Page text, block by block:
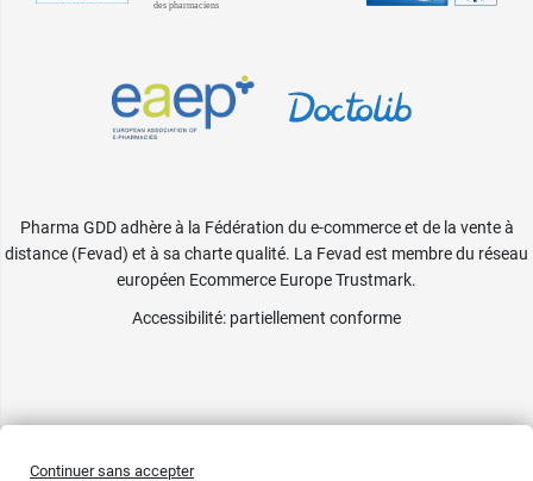
Pharma GDD adhère à la Fédération du e-commerce et de la vente à
distance (Fevad) et à sa charte qualité. La Fevad est membre du réseau
européen Ecommerce Europe Trustmark.
Accessibilité: partiellement conforme
Continuer sans accepter